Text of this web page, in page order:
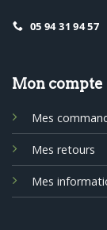
05 94 31 94 57
Mon compte
Mes
Mes retours
Mes